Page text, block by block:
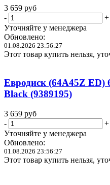
3 659 руб
-
+
Уточняйте у менеджера
Обновлено:
01.08.2026 23:56:27
Этот товар купить нельзя,
Евродиск (64A45Z ED)
Black (9389195)
3 659 руб
-
+
Уточняйте у менеджера
Обновлено:
01.08.2026 23:56:27
Этот товар купить нельзя,